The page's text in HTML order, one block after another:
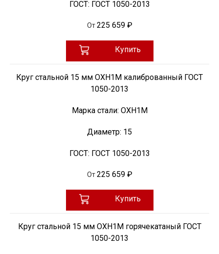
ГОСТ: ГОСТ 1050-2013
От 225 659 ₽
Купить
Круг стальной 15 мм ОХН1М калиброванный ГОСТ
1050-2013
Марка стали: ОХН1М
Диаметр: 15
ГОСТ: ГОСТ 1050-2013
От 225 659 ₽
Купить
Круг стальной 15 мм ОХН1М горячекатаный ГОСТ
1050-2013